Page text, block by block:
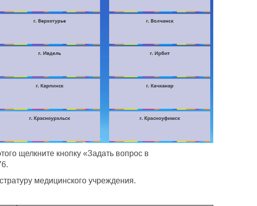
щелкните кнопку «Задать вопрос в
медицинского учреждения.